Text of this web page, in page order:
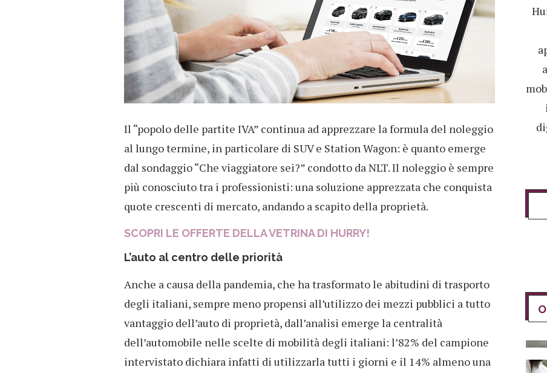
Il “popolo delle partite IVA” continua ad apprezzare la formula del noleggio
al lungo termine, in particolare di SUV e Station Wagon: è quanto emerge
dal sondaggio “Che viaggiatore sei?” condotto da NLT. Il noleggio è sempre
più conosciuto tra i professionisti: una soluzione apprezzata che conquista
quote crescenti di mercato, andando a scapito della proprietà.
SCOPRI LE OFFERTE DELLA VETRINA DI HURRY!
L’auto al centro delle priorità
Anche a causa della pandemia, che ha trasformato le abitudini di trasporto
degli italiani, sempre meno propensi all’utilizzo dei mezzi pubblici a tutto
vantaggio dell’auto di proprietà, dall’analisi emerge la centralità
dell’automobile nelle scelte di mobilità degli italiani: l’82% del campione
intervistato dichiara infatti di utilizzarla tutti i giorni e il 14% almeno una